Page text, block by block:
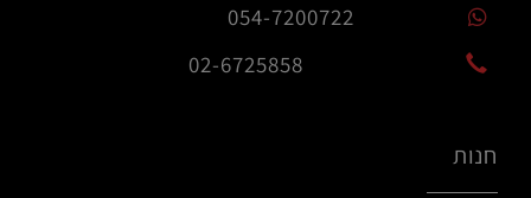
054-7200722
02-6725858
חנות